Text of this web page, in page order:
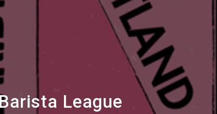
League
Histoire